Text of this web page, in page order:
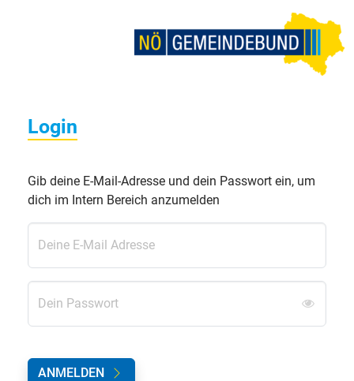
Login
Gib deine E-Mail-Adresse und dein Passwort ein, um
dich im Intern Bereich anzumelden
Deine E-Mail Adresse
Dein Passwort
ANMELDEN